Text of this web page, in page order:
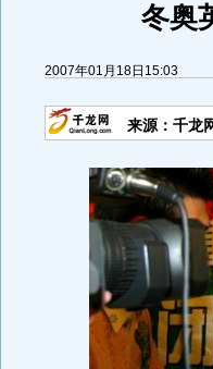
冬奥
2007年01月18日15:03
来源：千龙